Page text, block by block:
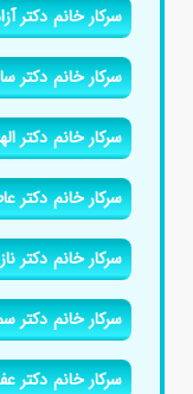
سرکار خانم دکتر
سرکار خانم دکتر
سرکار خانم دکتر
سرکار خانم دکتر
سرکار خانم دکتر
سرکار خانم دکتر
سرکار خانم دکتر